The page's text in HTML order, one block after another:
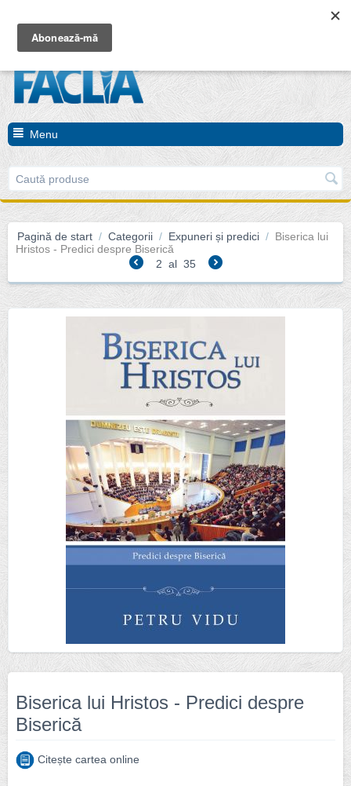
Menu
Pagină de start / Categorii / Expuneri și predici / Biserica lui
Hristos - Predici despre Biserică
2 al 35
Biserica lui Hristos - Predici despre
Biserică
Citește cartea online